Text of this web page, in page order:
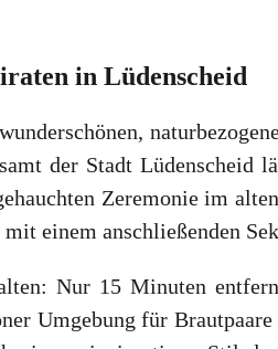
in Lüdenscheid
der Stadt Lüdenscheid
Zeremonie im
einem anschließenden
Nur 15 Minuten
Umgebung für